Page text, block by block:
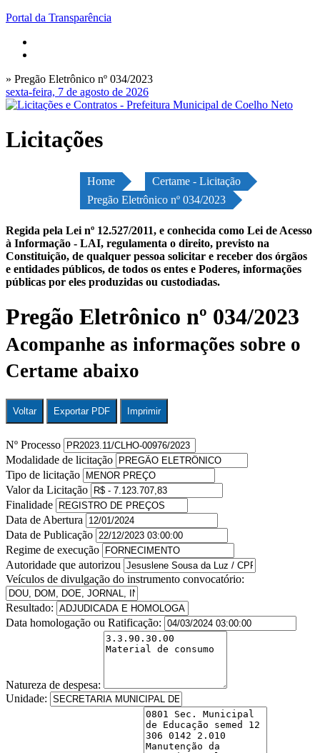
Portal da Transparência
» Pregão Eletrônico nº 034/2023
sexta-feira, 7 de agosto de 2026
Licitações
Home
Certame - Licitação
Pregão Eletrônico nº 034/2023
Regida pela Lei nº 12.527/2011, e conhecida como Lei de Acesso
à Informação - LAI, regulamenta o direito, previsto na
Constituição, de qualquer pessoa solicitar e receber dos órgãos
e entidades públicos, de todos os entes e Poderes, informações
públicas por eles produzidas ou custodiadas.
Pregão Eletrônico nº 034/2023
Acompanhe as informações sobre o
Certame abaixo
Voltar Exportar PDF Imprimir
Nº Processo
Modalidade de licitação
Tipo de licitação
Valor da Licitação
Finalidade
Data de Abertura
Data de Publicação
Regime de execução
Autoridade que autorizou
Veículos de divulgação do instrumento convocatório:
Resultado:
Data homologação ou Ratificação:
Natureza de despesa:
Unidade: